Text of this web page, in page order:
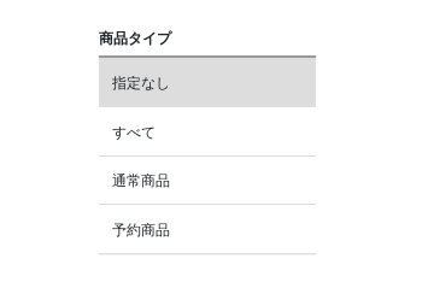
商品タイプ
指定なし
すべて
通常商品
予約商品